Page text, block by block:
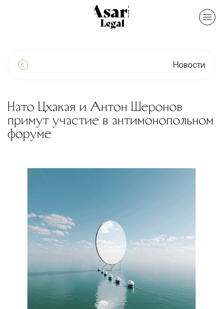
Новости
Нато Цхакая и Антон Шеронов
примут участие в антимонопольном
форуме